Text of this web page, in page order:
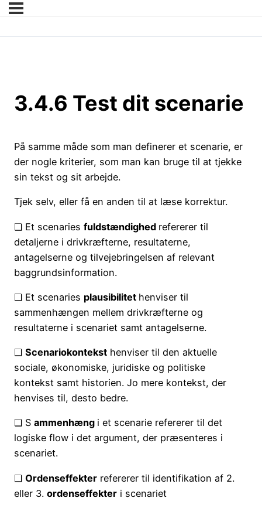
3.4.6 Test dit scenarie
På samme måde som man definerer et scenarie, er
der nogle kriterier, som man kan bruge til at tjekke
sin tekst og sit arbejde.
Tjek selv, eller få en anden til at læse korrektur.
❏ Et scenariesfuldstændighed refererer til
detaljerne i drivkræfterne, resultaterne,
antagelserne og tilvejebringelsen af relevant
baggrundsinformation.
❏ Et scenaries plausibilitet henviser til
sammenhængen mellem drivkræfterne og
resultaterne i scenariet samt antagelserne.
❏Scenariokontekst henviser til den aktuelle
sociale, økonomiske, juridiske og politiske
kontekst samt historien. Jo mere kontekst, der
henvises til, desto bedre.
❏ Sammenhæng i et scenarie refererer til det
logiske flow i det argument, der præsenteres i
scenariet.
❏Ordenseffekter refererer til identifikation af 2.
eller 3.ordenseffekter i scenariet